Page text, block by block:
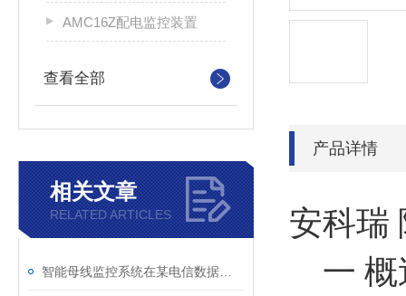
AMC16Z配电监控装置
查看全部
相关文章
RELATED ARTICLES
产品详情
安科瑞
一 概